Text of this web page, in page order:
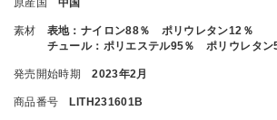
原産国 中国
素材
表地：ナイロン88％ ポリウレタン12％
チュール：ポリエステル95％ ポリウレタン
発売開始時期 2023年2月
商品番号 LITH231601B